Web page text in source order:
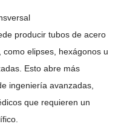
producir tubos de acero
elipses, hexágonos u
Esto abre más
ingeniería avanzadas,
que requieren un